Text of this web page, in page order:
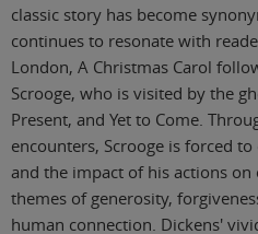
classic story has become
continues to resonate with
London, A Christmas Carol
Scrooge, who is visited by the
Present, and Yet to Come.
encounters, Scrooge is forced
and the impact of his actions
themes of generosity,
human connection. Dickens'